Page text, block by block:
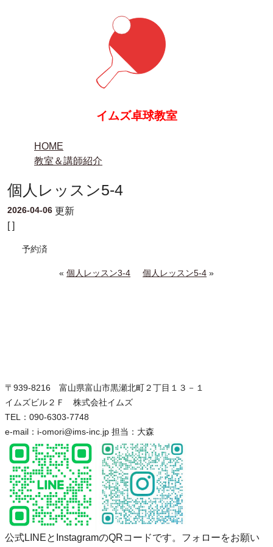
イムズ卓球教室
HOME
教室＆講師紹介
個人レッスン5-4
2026-04-06 更新
[ ]
予約済
« 個人レッスン3-4 個人レッスン5-4 »
〒939-8216 富山県富山市黒瀬北町２丁目１３－１
イムズビル２Ｆ 株式会社イムズ
TEL：090-6303-7748
e-mail：i-omori@ims-inc.jp 担当：大森
公式LINEとInstagramのQRコードです。フォローをお願い